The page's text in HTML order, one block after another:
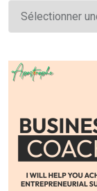
Catégories